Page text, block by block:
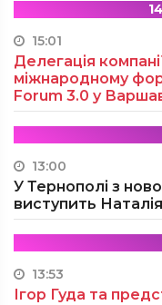
15:01
Делегація
міжнародному
Forum 3.0 у
13:00
У Тернополі з
виступить
13:53
Ігор Гуда та